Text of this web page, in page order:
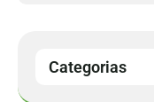
Categorias